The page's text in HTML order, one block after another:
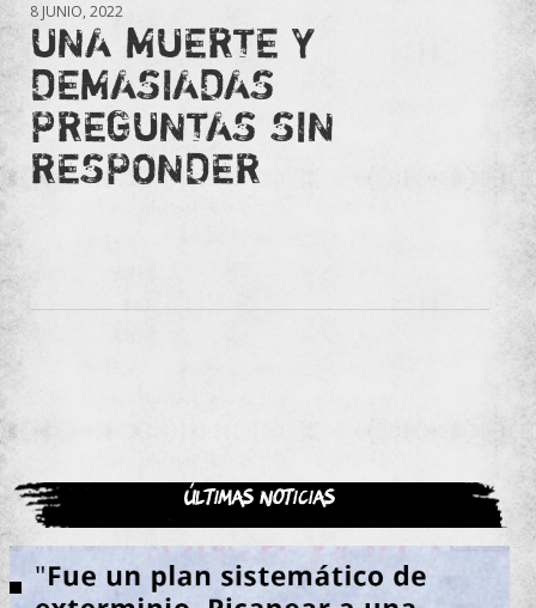
8 JUNIO, 2022
UNA MUERTE Y
DEMASIADAS
PREGUNTAS SIN
RESPONDER
Últimas noticias